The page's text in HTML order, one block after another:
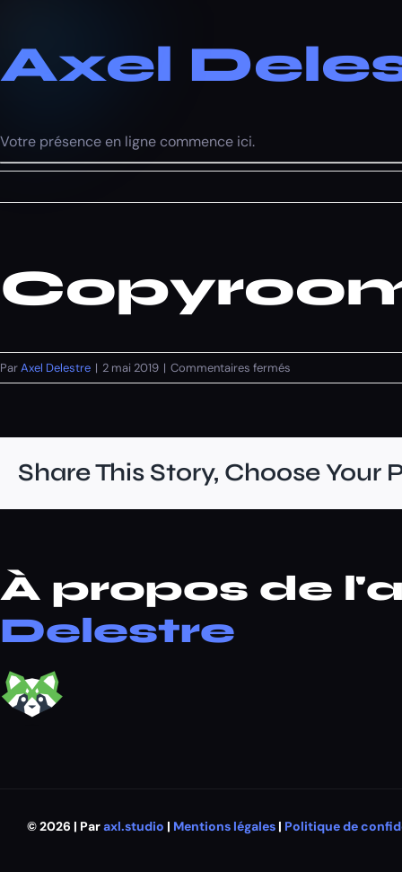
Axel
Votre présence en ligne commence ici.
ParAxel Delestre | 2 mai 2019 | Commentaires fermés
Copyroom
Share This Story, Choose Your
À propos de
Delestre
© 2026 | Paraxl.studio | Mentions légales| Politique de